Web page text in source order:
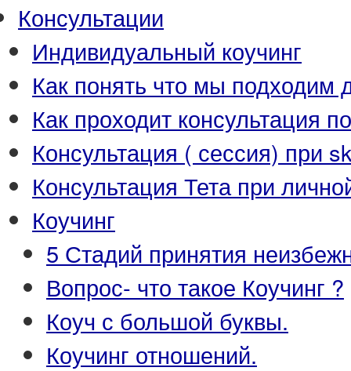
Консультации
Индивидуальный коучинг
Как понять что мы подходим
Как проходит консультация
Консультация ( сессия) при
Консультация Тета при
Коучинг
5 Стадий принятия
Вопрос- что такое Коучинг ?
Коуч с большой буквы.
Коучинг отношений.